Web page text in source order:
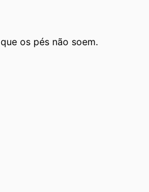
os pés não soem.